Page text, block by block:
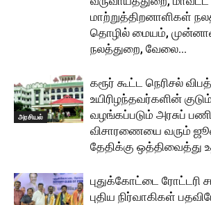
மாற்றுத்திறனாளிகள்
தொழில் மையம்,
நலத்துறை, வேலை...
அரசியல்
கரூர் கூட்ட நெரிசல்
உயிரிழந்தவர்களின்
வழங்கப்படும் அரசுப்
விசாரணையை வரும்
தேதிக்கு ஒத்திவைத்து
புதுக்கோட்டை
புதிய நிர்வாகிகள்